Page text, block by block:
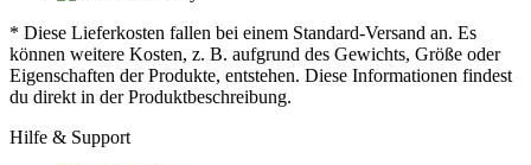
* Diese Lieferkosten fallen bei einem Standard-Versand an. Es
können weitere Kosten, z. B. aufgrund des Gewichts, Größe oder
Eigenschaften der Produkte, entstehen. Diese Informationen findest
du direkt in der Produktbeschreibung.
Hilfe & Support